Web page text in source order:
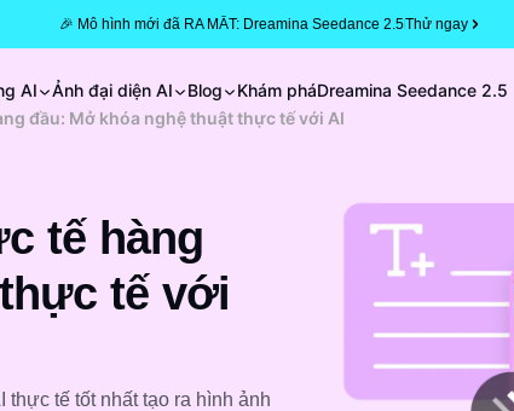
🎉 Mô hình mới đã RA MẮT: Dreamina Seedance 2.5Thử ngay
AI Ảnh đại diện AI Blog Khám pháDreamina Seedance 2.5
đầu: Mở khóa nghệ thuật thực tế với AI
tế hàng
tế với
tế tốt nhất tạo ra hình ảnh